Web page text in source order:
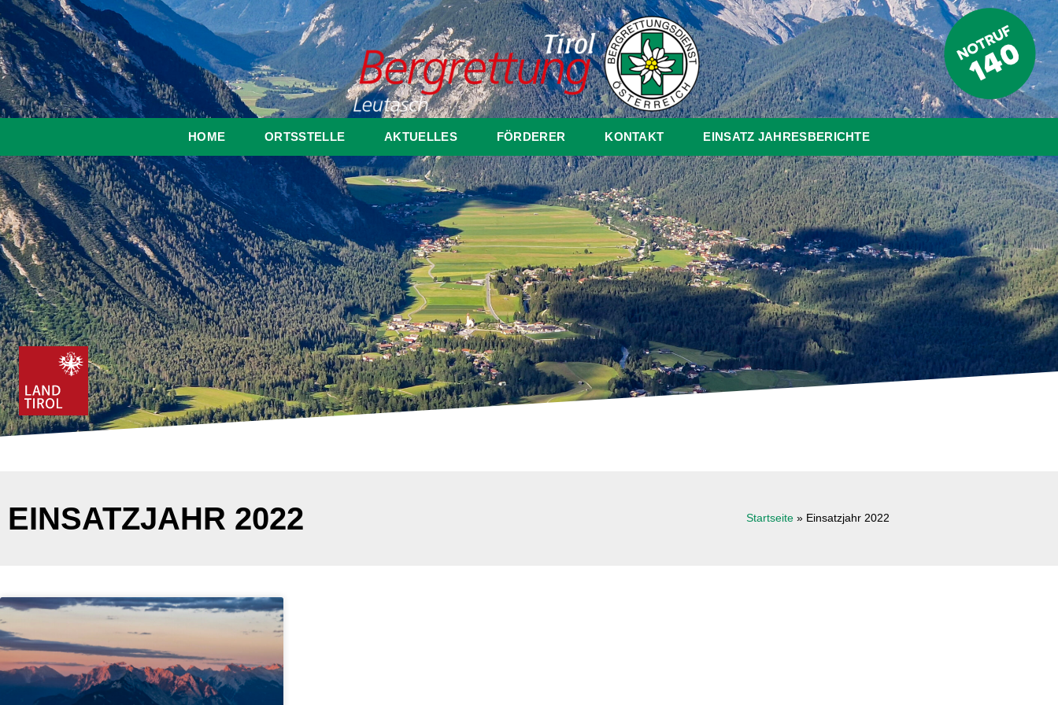
HOME ORTSSTELLE AKTUELLES FÖRDERER KONTAKT EINSATZ JAHRESBERICHTE
EINSATZJAHR 2022 Startseite » Einsatzjahr 2022